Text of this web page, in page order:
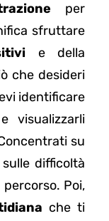
per
sfruttare
e della
che desideri
identificare
visualizzarli
su
difficoltà
Poi,
che ti